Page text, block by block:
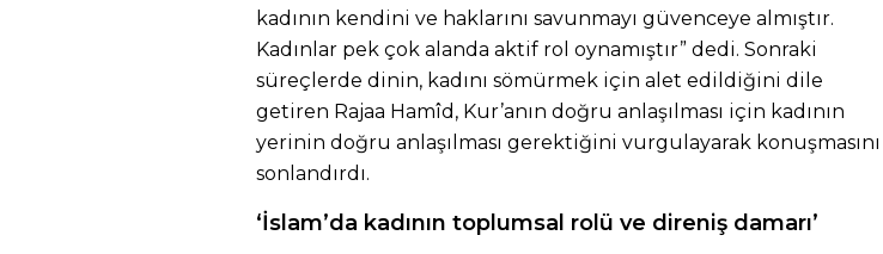
kadının kendini ve haklarını savunmayı güvenceye almıştır.
Kadınlar pek çok alanda aktif rol oynamıştır” dedi. Sonraki
süreçlerde dinin, kadını sömürmek için alet edildiğini dile
getiren Rajaa Hamîd, Kur’anın doğru anlaşılması için kadının
yerinin doğru anlaşılması gerektiğini vurgulayarak konuşmasını
sonlandırdı.
‘İslam’da kadının toplumsal rolü ve direniş damarı’